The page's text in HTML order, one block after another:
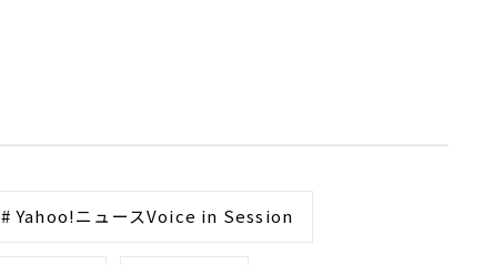
# Yahoo!ニュースVoice in Session